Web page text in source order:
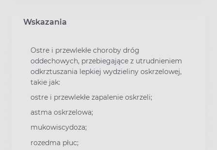
Wskazania
Ostre i przewlekłe choroby dróg
oddechowych, przebiegające z utrudnieniem
odkrztuszania lepkiej wydzieliny oskrzelowej,
takie jak:
ostre i przewlekłe zapalenie oskrzeli;
astma oskrzelowa;
mukowiscydoza;
rozedma płuc;